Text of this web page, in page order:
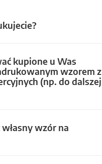
kupione u Was
wzorem z
(np. do dalszej
wzór na